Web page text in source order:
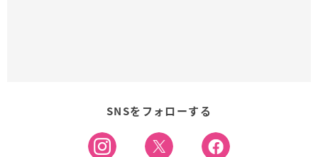
SNSをフォローする